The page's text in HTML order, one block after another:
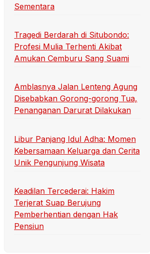
Sementara
Tragedi Berdarah di Situbondo:
Profesi Mulia Terhenti Akibat
Amukan Cemburu Sang Suami
Amblasnya Jalan Lenteng Agung
Disebabkan Gorong-gorong Tua,
Penanganan Darurat Dilakukan
Libur Panjang Idul Adha: Momen
Kebersamaan Keluarga dan Cerita
Unik Pengunjung Wisata
Keadilan Tercederai: Hakim
Terjerat Suap Berujung
Pemberhentian dengan Hak
Pensiun